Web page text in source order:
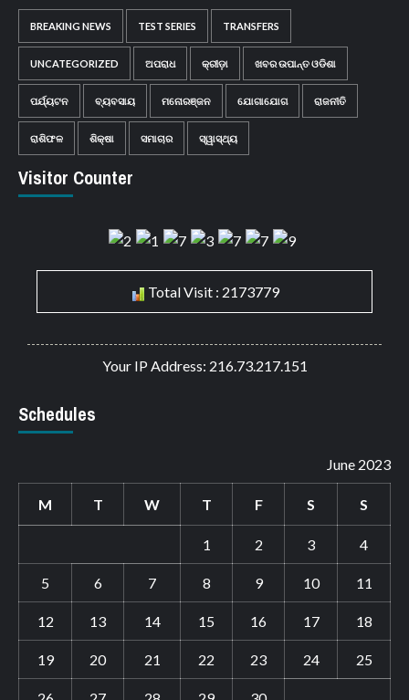
BREAKING NEWS TEST SERIES TRANSFERS
UNCATEGORIZED ଅପରାଧ କ୍ରୀଡ଼ା ଖବର ଉପାନ୍ତ ଓଡିଶା
ପର୍ଯ୍ୟଟନ ବ୍ୟବସାୟ ମନୋରଞ୍ଜନ ଯୋଗାଯୋଗ ରାଜନୀତି
ରାଶିଫଳ ଶିକ୍ଷା ସମାଚାର ସ୍ୱାସ୍ଥ୍ୟ
Visitor Counter
Total Visit : 2173779
Your IP Address: 216.73.217.151
Schedules
June 2023
M T W T F S S
1 2 3 4
5 6 7 8 9 10 11
12 13 14 15 16 17 18
19 20 21 22 23 24 25